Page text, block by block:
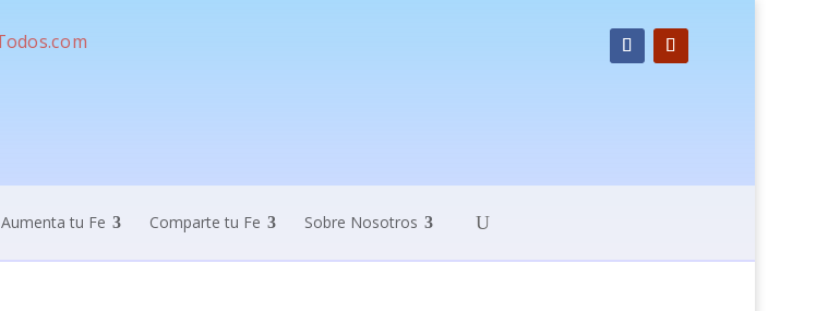
Aumenta tu Fe Comparte tu Fe Sobre Nosotros